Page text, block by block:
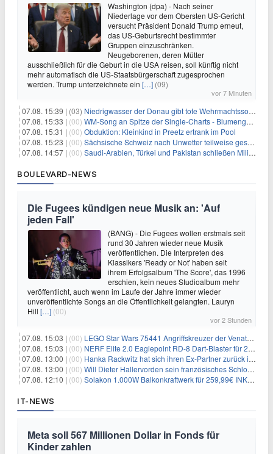
Washington (dpa) - Nach seiner
Niederlage vor dem Obersten US-Gericht
versucht Präsident Donald Trump erneut,
das US-Geburtsrecht bestimmter
Gruppen einzuschränken.
Neugeborenen, deren Mütter
ausschließlich für die Geburt in die USA reisen, soll künftig nicht
mehr automatisch die US-Staatsbürgerschaft zugesprochen
werden. Trump unterzeichnete ein […] (09)
vor 7 Minuten
07.08. 15:39 | (03) Niedrigwasser der Donau gibt tote Wehrmachtssoldaten frei
07.08. 15:33 | (00) WM-Song an Spitze der Single-Charts - Blumengarten auf Platz zwei
07.08. 15:31 | (00) Obduktion: Kleinkind in Preetz ertrank im Pool
07.08. 15:23 | (00) Sächsische Schweiz nach Unwetter teilweise gesperrt
07.08. 14:57 | (00) Saudi-Arabien, Türkei und Pakistan schließen Militärbündnis
BOULEVARD-NEWS
Die Fugees kündigen neue Musik an: 'Auf
jeden Fall'
(BANG) - Die Fugees wollen erstmals seit
rund 30 Jahren wieder neue Musik
veröffentlichen. Die Interpreten des
Klassikers 'Ready or Not' haben seit
ihrem Erfolgsalbum 'The Score', das 1996
erschien, kein neues Studioalbum mehr
veröffentlicht, auch wenn im Laufe der Jahre immer wieder
unveröffentlichte Songs an die Öffentlichkeit gelangten. Lauryn
Hill […] (00)
vor 2 Stunden
07.08. 15:03 | (00) LEGO Star Wars 75441 Angriffskreuzer der Venator-Klasse für 50,25€
07.08. 15:03 | (00) NERF Elite 2.0 Eaglepoint RD-8 Dart-Blaster für 20,49€
07.08. 13:00 | (00) Hanka Rackwitz hat sich ihren Ex-Partner zurück ins Haus geholt
07.08. 13:00 | (00) Will Dieter Hallervorden sein französisches Schloss verkaufen?
07.08. 12:10 | (00) Solakon 1.000W Balkonkraftwerk für 259,99€ INKL. VERSAND! 800W Wechselrichter, bifazial
IT-NEWS
Meta soll 567 Millionen Dollar in Fonds für
Kinder zahlen